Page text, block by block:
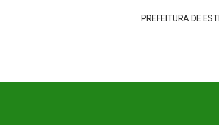
PREFEITURA DE